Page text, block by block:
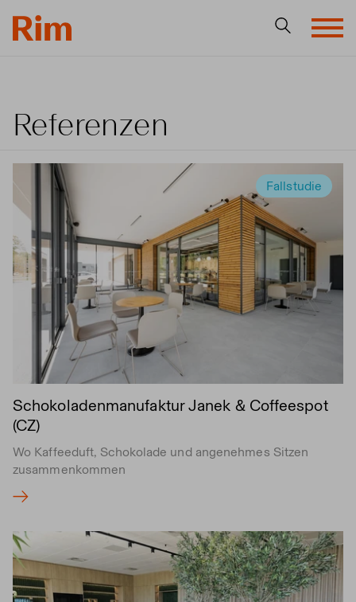
Referenzen
Fallstudie
Schokoladenmanufaktur Janek & Coffeespot
(CZ)
Wo Kaffeeduft, Schokolade und angenehmes Sitzen
zusammenkommen